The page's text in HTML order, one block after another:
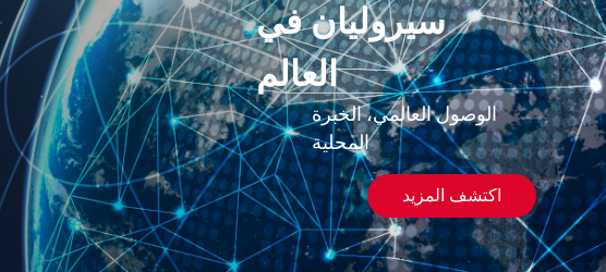
سيروليان في
العالم
الوصول العالمي، الخبرة
المحلية
اكتشف المزيد